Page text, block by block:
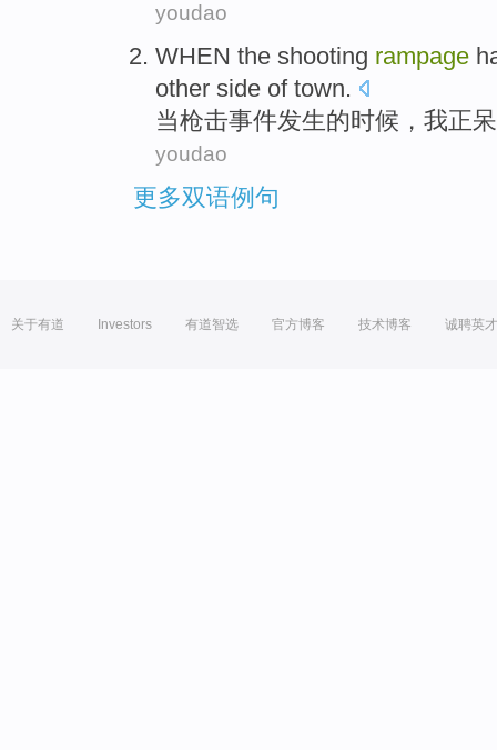
youdao
WHEN the shooting rampage
other side of town.
当枪击事件发生的时候， 我正呆
youdao
更多双语例句
关于有道 Investors 有道智选 官方博客 技术博客 诚聘英才